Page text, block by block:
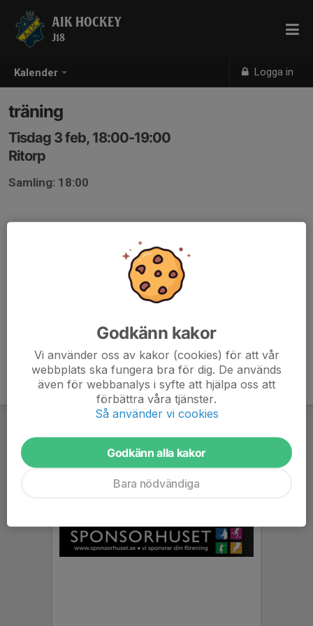
Kalender Logga in
AIK HOCKEY
J18
träning
Tisdag 3 feb, 18:00-19:00
Ritorp
Samling: 18:00
Godkänn kakor
Vi använder oss av kakor (cookies) för att vår
webbplats ska fungera bra för dig. De används
även för webbanalys i syfte att hjälpa oss att
förbättra våra tjänster.
Så använder vi cookies
Godkänn alla kakor
Bara nödvändiga